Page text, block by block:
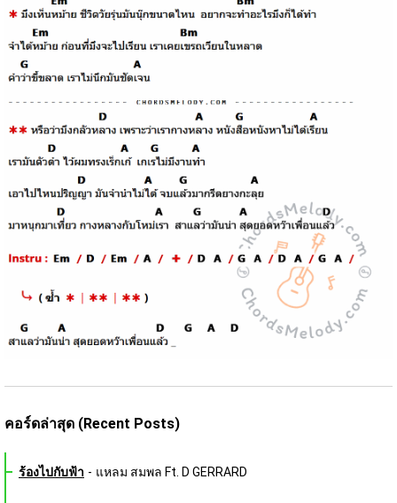
คอร์ดล่าสุด (Recent Posts)
ร้องไปกับฟ้า - แหลม สมพล Ft. D GERRARD